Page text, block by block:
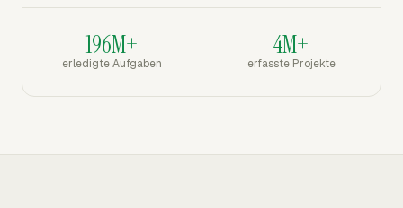
196M+
erledigte Aufgaben
4M+
erfasste Projekte